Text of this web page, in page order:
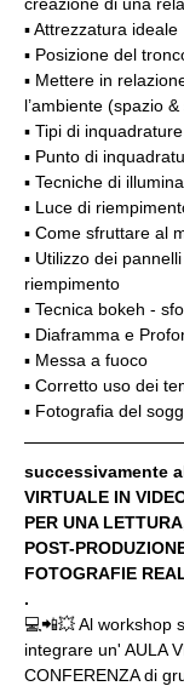
▪️ Attrezzatura ideale
▪️ Posizione del
▪️ Mettere in
l’ambiente (spazio
▪️ Tipi di
▪️ Punto di
▪️ Tecniche di
▪️ Luce di
▪️ Come sfruttare al
▪️ Utilizzo dei
riempimento
▪️ Tecnica bokeh -
▪️ Diaframma e
▪️ Messa a fuoco
▪️ Corretto uso dei
▪️ Fotografia del
successivamente
VIRTUALE IN
PER UNA
POST-
FOTOGRAFIE
.
💻📲💥 Al workshop
integrare un' AULA
CONFERENZA di